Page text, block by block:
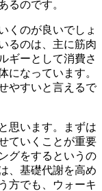
るのです。
くのが良いでしょ
るのは、主に筋肉
ギーとして消費さ
になっています。
やすいと言えるで
思います。まずは
ていくことが重要
グをするというの
、基礎代謝を高め
方でも、ウォーキ